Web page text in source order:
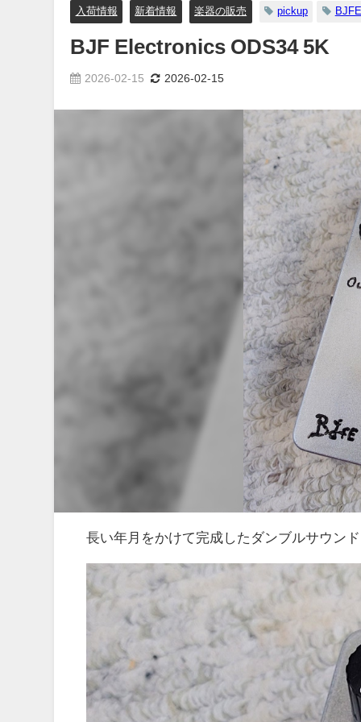
入荷情報 新着情報 楽器の販売 pickup BJFE
BJF Electronics ODS34 5K
2026-02-15 2026-02-15
長い年月をかけて完成したダンブルサウン